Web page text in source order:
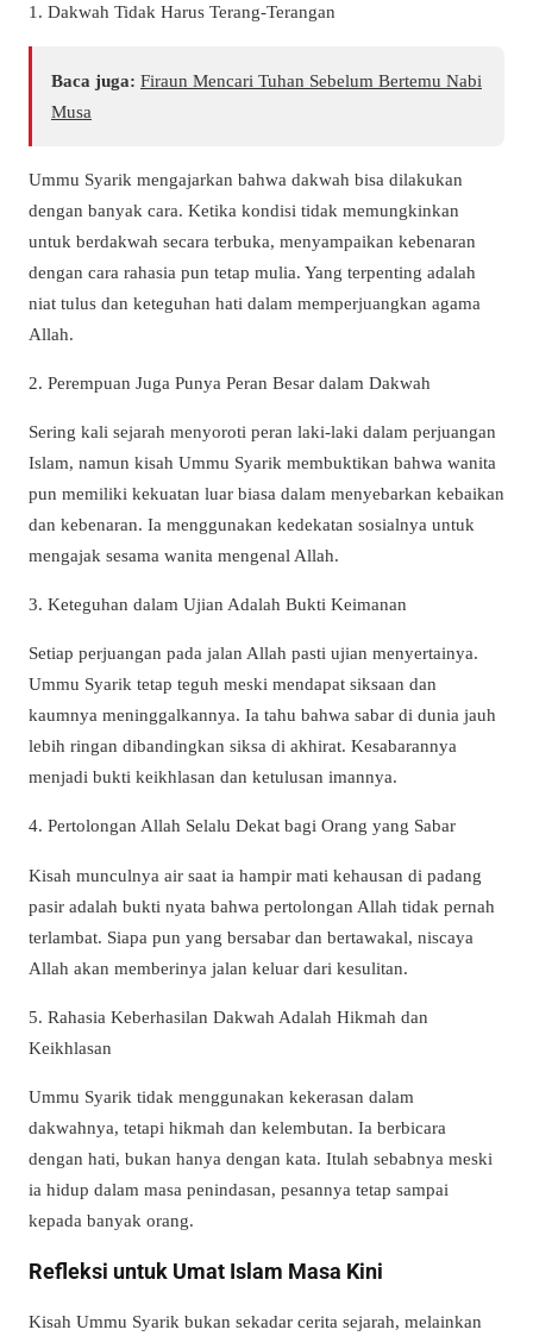
1. Dakwah Tidak Harus Terang-Terangan
Baca juga: Firaun Mencari Tuhan Sebelum Bertemu Nabi
Musa
Ummu Syarik mengajarkan bahwa dakwah bisa dilakukan
dengan banyak cara. Ketika kondisi tidak memungkinkan
untuk berdakwah secara terbuka, menyampaikan kebenaran
dengan cara rahasia pun tetap mulia. Yang terpenting adalah
niat tulus dan keteguhan hati dalam memperjuangkan agama
Allah.
2. Perempuan Juga Punya Peran Besar dalam Dakwah
Sering kali sejarah menyoroti peran laki-laki dalam perjuangan
Islam, namun kisah Ummu Syarik membuktikan bahwa wanita
pun memiliki kekuatan luar biasa dalam menyebarkan kebaikan
dan kebenaran. Ia menggunakan kedekatan sosialnya untuk
mengajak sesama wanita mengenal Allah.
3. Keteguhan dalam Ujian Adalah Bukti Keimanan
Setiap perjuangan pada jalan Allah pasti ujian menyertainya.
Ummu Syarik tetap teguh meski mendapat siksaan dan
kaumnya meninggalkannya. Ia tahu bahwa sabar di dunia jauh
lebih ringan dibandingkan siksa di akhirat. Kesabarannya
menjadi bukti keikhlasan dan ketulusan imannya.
4. Pertolongan Allah Selalu Dekat bagi Orang yang Sabar
Kisah munculnya air saat ia hampir mati kehausan di padang
pasir adalah bukti nyata bahwa pertolongan Allah tidak pernah
terlambat. Siapa pun yang bersabar dan bertawakal, niscaya
Allah akan memberinya jalan keluar dari kesulitan.
5. Rahasia Keberhasilan Dakwah Adalah Hikmah dan
Keikhlasan
Ummu Syarik tidak menggunakan kekerasan dalam
dakwahnya, tetapi hikmah dan kelembutan. Ia berbicara
dengan hati, bukan hanya dengan kata. Itulah sebabnya meski
ia hidup dalam masa penindasan, pesannya tetap sampai
kepada banyak orang.
Refleksi untuk Umat Islam Masa Kini
Kisah Ummu Syarik bukan sekadar cerita sejarah, melainkan